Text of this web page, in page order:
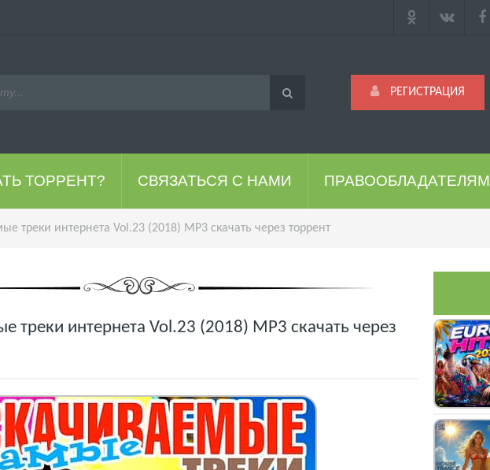
РЕГИСТРАЦИЯ
ТОРРЕНТ? СВЯЗАТЬСЯ С НАМИ ПРАВООБЛАДАТЕЛЯМ
треки интернета Vol.23 (2018) MP3 скачать через торрент
треки интернета Vol.23 (2018) MP3 скачать через